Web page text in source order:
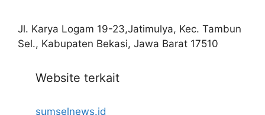
Jl. Karya Logam 19-23,Jatimulya, Kec. Tambun
Sel., Kabupaten Bekasi, Jawa Barat 17510
Website terkait
sumselnews.id